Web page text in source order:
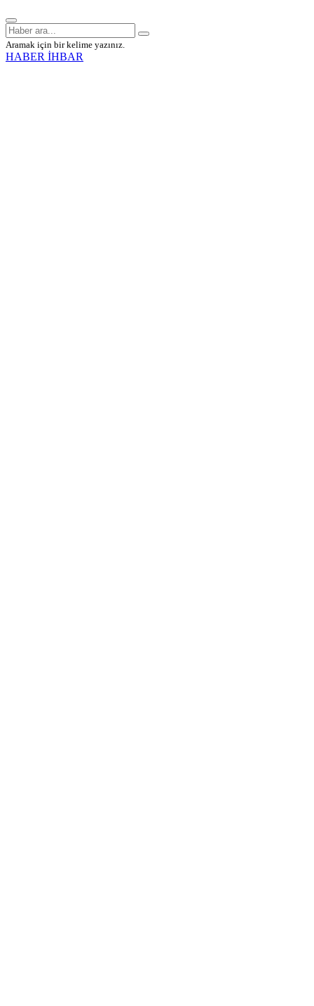
Aramak için bir kelime yazınız.
HABER İHBAR